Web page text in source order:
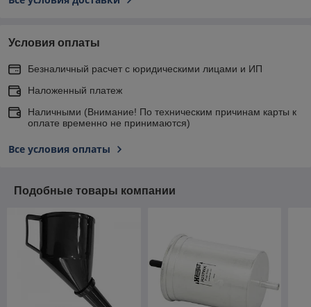
Условия оплаты
Безналичный расчет с юридическими лицами и ИП
Наложенный платеж
Наличными (Внимание! По техническим причинам карты к
оплате временно не принимаются)
Все условия оплаты
Подобные товары компании